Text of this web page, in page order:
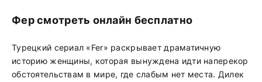
Фер смотреть онлайн бесплатно
Турецкий сериал «Fer» раскрывает драматичную
историю женщины, которая вынуждена идти наперекор
обстоятельствам в мире, где слабым нет места. Дилек